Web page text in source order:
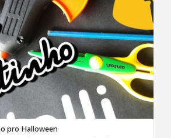
pro Halloween